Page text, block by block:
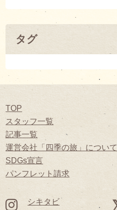
タグ
TOP
スタッフ一覧
記事一覧
運営会社「四季の旅」について
SDGs宣言
パンフレット請求
シキタビ